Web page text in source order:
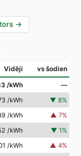
→
Vidēji vs šodien
/kWh
—
/kWh ▼ 8%
/kWh ▲ 7%
/kWh ▼ 1%
/kWh ▲ 4%